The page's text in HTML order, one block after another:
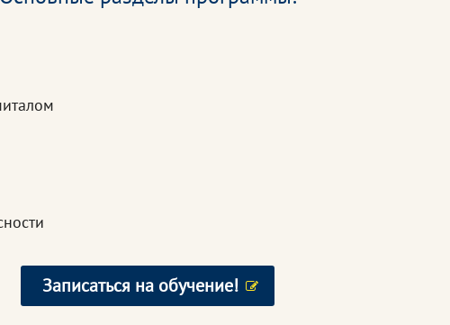
Записаться на обучение!